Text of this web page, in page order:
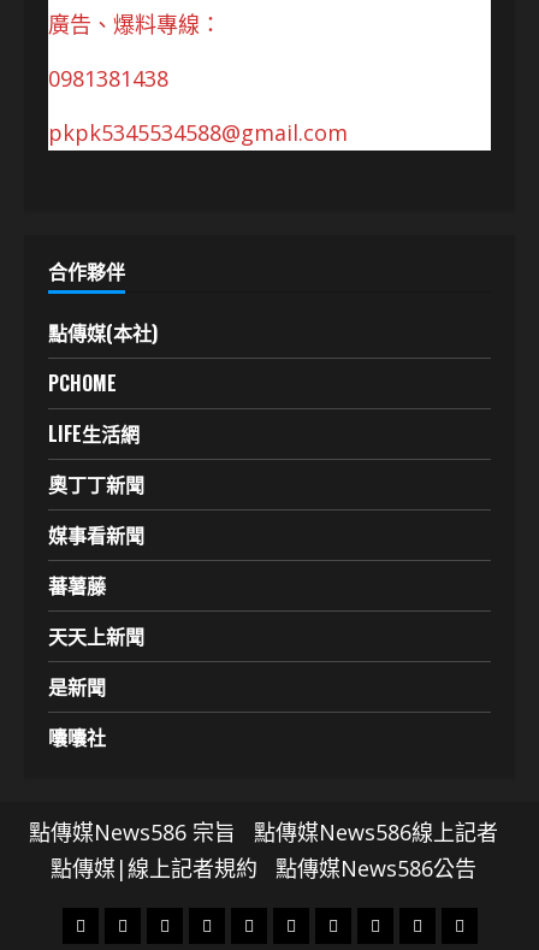
廣告、爆料專線：
0981381438
pkpk5345534588@gmail.com
合作夥伴
點傳媒(本社)
PCHOME
LIFE生活網
奧丁丁新聞
媒事看新聞
蕃薯藤
天天上新聞
是新聞
囔囔社
點傳媒News586 宗旨
點傳媒News586線上記者
點傳媒|線上記者規約
點傳媒News586公告
頭
財
地
文
專
娛
政
國
運
生